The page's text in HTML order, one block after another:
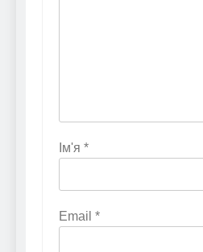
Ім'я *
Email *